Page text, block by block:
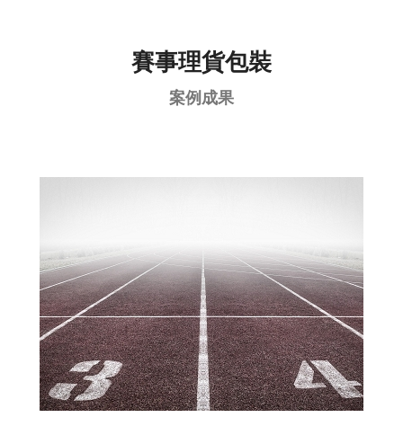
賽事理貨包裝
案例成果